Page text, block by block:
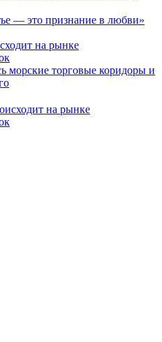
на рынке
морские торговые коридоры и